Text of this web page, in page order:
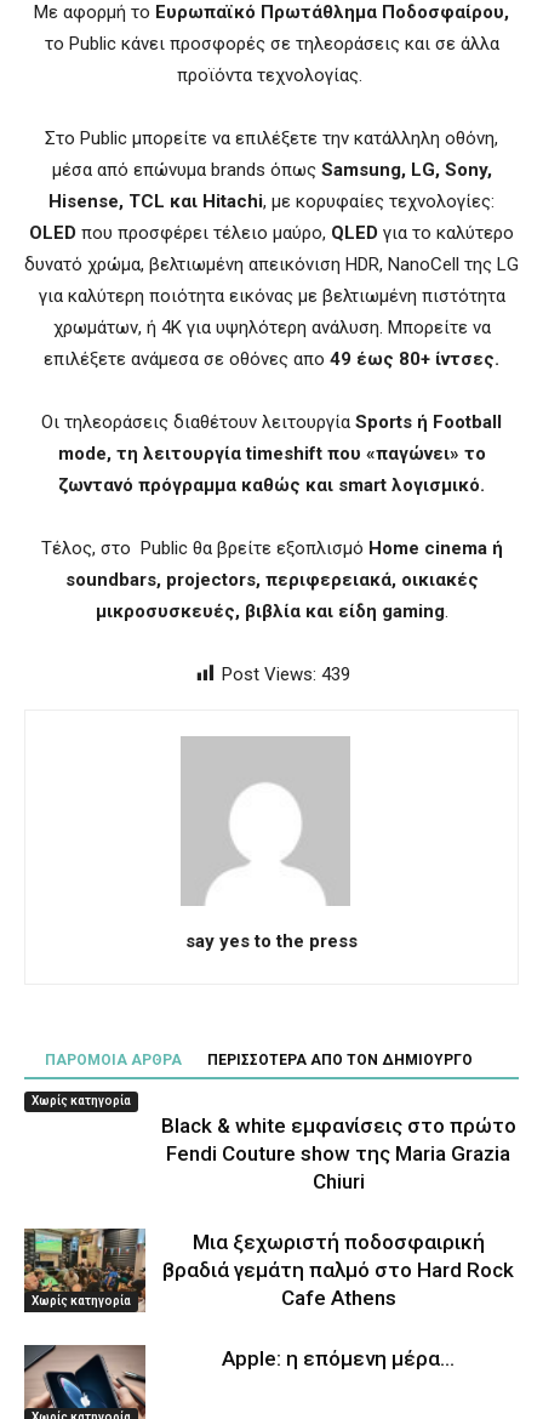
Με αφορμή το Ευρωπαϊκό Πρωτάθλημα Ποδοσφαίρου,
το Public κάνει προσφορές σε τηλεοράσεις και σε άλλα
προϊόντα τεχνολογίας.
Στο Public μπορείτε να επιλέξετε την κατάλληλη οθόνη,
μέσα από επώνυμα brands όπως Samsung, LG, Sony,
Hisense, TCL και Hitachi, με κορυφαίες τεχνολογίες:
OLED που προσφέρει τέλειο μαύρο, QLED για το καλύτερο
δυνατό χρώμα, βελτιωμένη απεικόνιση HDR, NanoCell της LG
για καλύτερη ποιότητα εικόνας με βελτιωμένη πιστότητα
χρωμάτων, ή 4K για υψηλότερη ανάλυση. Μπορείτε να
επιλέξετε ανάμεσα σε οθόνες απο 49 έως 80+ ίντσες.
Οι τηλεοράσεις διαθέτουν λειτουργία Sports ή Football
mode, τη λειτουργία timeshift που «παγώνει» το
ζωντανό πρόγραμμα καθώς και smart λογισμικό.
Τέλος, στο Public θα βρείτε εξοπλισμό Home cinema ή
soundbars, projectors, περιφερειακά, οικιακές
μικροσυσκευές, βιβλία και είδη gaming.
Post Views: 439
say yes to the press
ΠΑΡΟΜΟΙΑ ΑΡΘΡΑ ΠΕΡΙΣΣΟΤΕΡΑ ΑΠΟ ΤΟΝ ΔΗΜΙΟΥΡΓΟ
Χωρίς κατηγορία
Black & white εμφανίσεις στο πρώτο
Fendi Couture show της Maria Grazia
Chiuri
Χωρίς κατηγορία
Μια ξεχωριστή ποδοσφαιρική
βραδιά γεμάτη παλμό στο Hard Rock
Cafe Athens
Apple: η επόμενη μέρα…